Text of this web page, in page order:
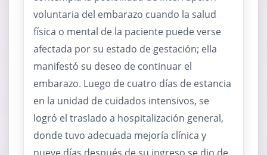
voluntaria del embarazo cuando la salud
física o mental de la paciente puede verse
afectada por su estado de gestación; ella
manifestó su deseo de continuar el
embarazo. Luego de cuatro días de estancia
en la unidad de cuidados intensivos, se
logró el traslado a hospitalización general,
donde tuvo adecuada mejoría clínica y